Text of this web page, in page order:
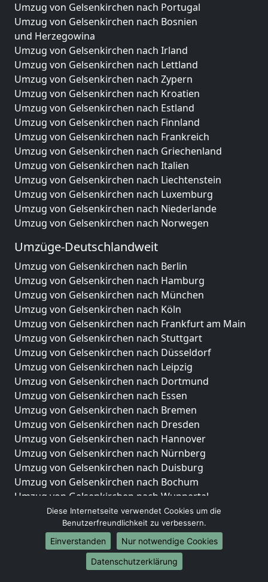
Umzug von Gelsenkirchen nach Portugal
Umzug von Gelsenkirchen nach Bosnien
und Herzegowina
Umzug von Gelsenkirchen nach Irland
Umzug von Gelsenkirchen nach Lettland
Umzug von Gelsenkirchen nach Zypern
Umzug von Gelsenkirchen nach Kroatien
Umzug von Gelsenkirchen nach Estland
Umzug von Gelsenkirchen nach Finnland
Umzug von Gelsenkirchen nach Frankreich
Umzug von Gelsenkirchen nach Griechenland
Umzug von Gelsenkirchen nach Italien
Umzug von Gelsenkirchen nach Liechtenstein
Umzug von Gelsenkirchen nach Luxemburg
Umzug von Gelsenkirchen nach Niederlande
Umzug von Gelsenkirchen nach Norwegen
Umzüge-Deutschlandweit
Umzug von Gelsenkirchen nach Berlin
Umzug von Gelsenkirchen nach Hamburg
Umzug von Gelsenkirchen nach München
Umzug von Gelsenkirchen nach Köln
Umzug von Gelsenkirchen nach Frankfurt am Main
Umzug von Gelsenkirchen nach Stuttgart
Umzug von Gelsenkirchen nach Düsseldorf
Umzug von Gelsenkirchen nach Leipzig
Umzug von Gelsenkirchen nach Dortmund
Umzug von Gelsenkirchen nach Essen
Umzug von Gelsenkirchen nach Bremen
Umzug von Gelsenkirchen nach Dresden
Umzug von Gelsenkirchen nach Hannover
Umzug von Gelsenkirchen nach Nürnberg
Umzug von Gelsenkirchen nach Duisburg
Umzug von Gelsenkirchen nach Bochum
Umzug von Gelsenkirchen nach Wuppertal
Umzug von Gelsenkirchen nach Bielefeld
Umzug von Gelsenkirchen nach Bonn
Umzug von Gelsenkirchen nach Münster
Internationale-Umzüge
Diese Internetseite verwendet Cookies um die
Benutzerfreundlichkeit zu verbessern.
Einverstanden
Nur notwendige Cookies
Datenschutzerklärung